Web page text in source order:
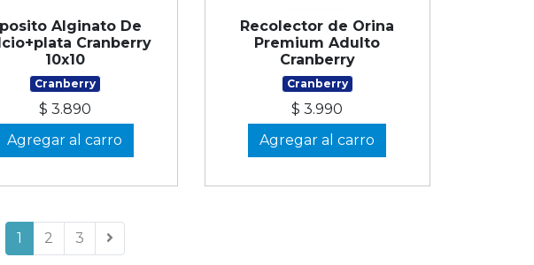
Alginato De
Cranberry
10x10
Cranberry
$ 3.890
Agregar al carro
Recolector de Orina
Premium Adulto
Cranberry
Cranberry
$ 3.990
Agregar al carro
1 2 3